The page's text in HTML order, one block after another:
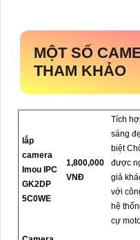
MỘT SỐ
THAM KHẢO
lắp
camera
Imou IPC
GK2DP
5C0WE
1,800,000
VNĐ
Tích
sáng
biệt
được
giả
với
hệ
cự